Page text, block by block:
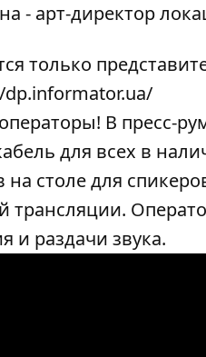
- арт-директор
только
В пресс-
для всех в
столе для
трансляции.
и раздачи звука.